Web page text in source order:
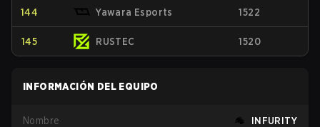
144 Yawara Esports 1522
145 RUSTEC 1520
INFORMACIÓN DEL EQUIPO
Nombre INFURITY